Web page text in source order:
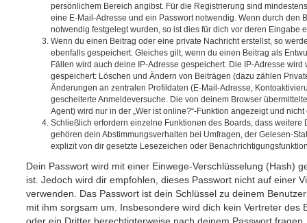
persönlichem Bereich angibst. Für die Registrierung sind
eine E-Mail-Adresse und ein Passwort notwendig. Wenn durch den
notwendig festgelegt wurden, so ist dies für dich vor deren Eingabe
Wenn du einen Beitrag oder eine private Nachricht erstellst, so
ebenfalls gespeichert. Gleiches gilt, wenn du einen Beitrag als
Fällen wird auch deine IP-Adresse gespeichert. Die IP-Adresse
gespeichert: Löschen und Ändern von Beiträgen (dazu zählen
Änderungen an zentralen Profildaten (E-Mail-Adresse,
gescheiterte Anmeldeversuche. Die von deinem Browser
Agent) wird nur in der „Wer ist online?“-Funktion angezeigt und
Schließlich erfordern einzelne Funktionen des Boards, dass weitere
gehören dein Abstimmungsverhalten bei Umfragen, der Gelesen-
explizit von dir gesetzte Lesezeichen oder
Dein Passwort wird mit einer Einwege-Verschlüsselung (Hash)
ist. Jedoch wird dir empfohlen, dieses Passwort nicht auf einer
verwenden. Das Passwort ist dein Schlüssel zu deinem
mit ihm sorgsam um. Insbesondere wird dich kein Vertreter des